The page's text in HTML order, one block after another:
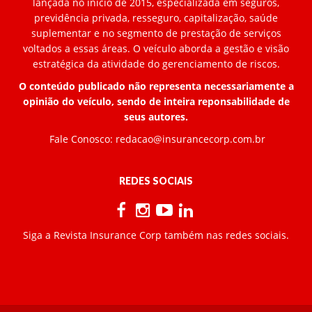
previdência privada, resseguro, capitalização, saúde
suplementar e no segmento de prestação de serviços
voltados a essas áreas. O veículo aborda a gestão e visão
estratégica da atividade do gerenciamento de riscos.
O conteúdo publicado não representa necessariamente a
opinião do veículo, sendo de inteira reponsabilidade de
seus autores.
Fale Conosco: redacao@insurancecorp.com.br
REDES SOCIAIS
Siga a Revista Insurance Corp também nas redes sociais.